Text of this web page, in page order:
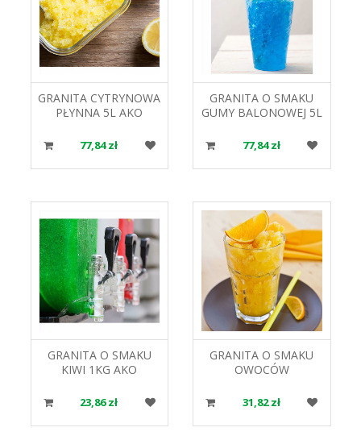
GRANITA CYTRYNOWA
PŁYNNA 5L AKO
MROŻONEGO
77,84 zł
GRANITA O SMAKU
GUMY BALONOWEJ 5L
NAPOJU MROŻONEGO
77,84 zł
GRANITA O SMAKU
KIWI 1KG AKO
MROŻONEGO
23,86 zł
GRANITA O SMAKU
OWOCÓW
AKO KONCENTRAT
NAPOJU MROŻONEGO
31,82 zł